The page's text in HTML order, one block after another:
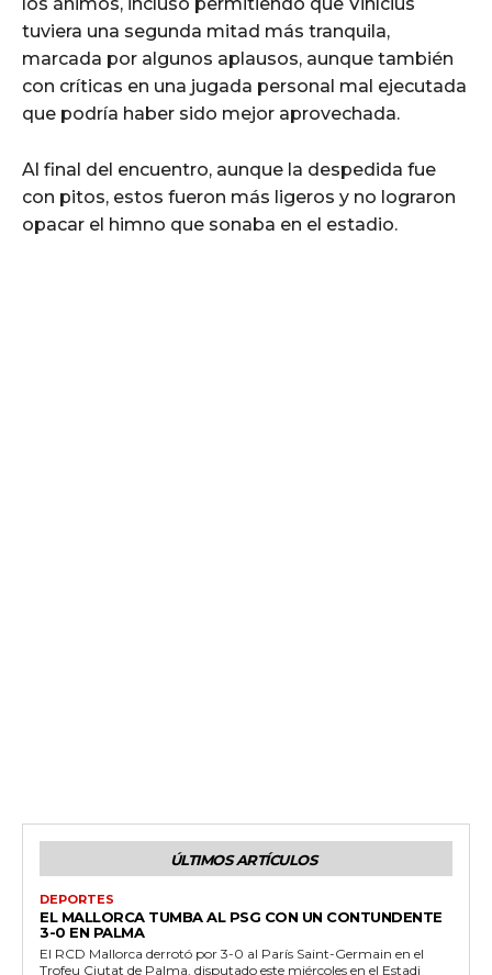
tuviera una segunda mitad más tranquila,
marcada por algunos aplausos, aunque también
con críticas en una jugada personal mal ejecutada
que podría haber sido mejor aprovechada.
Al final del encuentro, aunque la despedida fue
con pitos, estos fueron más ligeros y no lograron
opacar el himno que sonaba en el estadio.
ÚLTIMOS ARTÍCULOS
DEPORTES
EL MALLORCA TUMBA AL PSG CON UN CONTUNDENTE
3-0 EN PALMA
El RCD Mallorca derrotó por 3-0 al París Saint-Germain en el
Trofeu Ciutat de Palma, disputado este miércoles en el Estadi